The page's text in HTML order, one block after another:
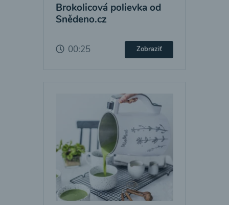
Brokolicová polievka od
Snědeno.cz
00:25 Zobraziť